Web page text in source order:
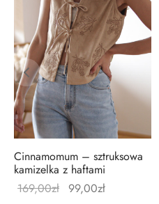
Cinnamomum – sztruksowa
kamizelka z haftami
169,00zł 99,00zł